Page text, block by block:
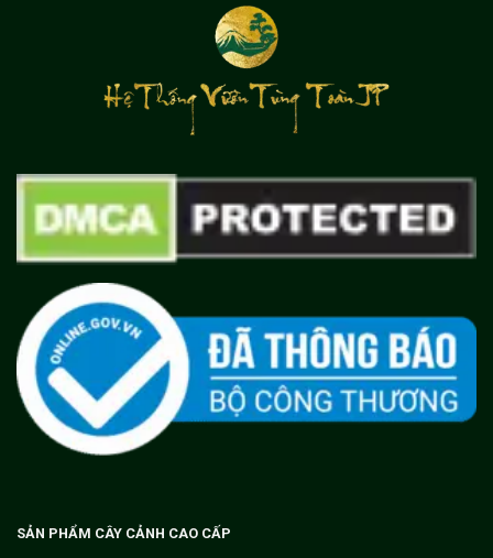
SẢN PHẨM CÂY CẢNH CAO CẤP